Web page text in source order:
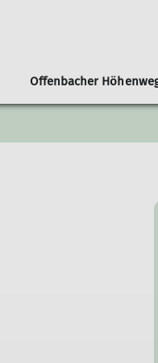
Familie
Offenbacher
Klimaschutz